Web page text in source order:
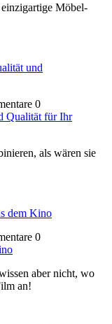
Möbel-
0
Qualität für Ihr
als wären sie
0
aber nicht, wo
an!